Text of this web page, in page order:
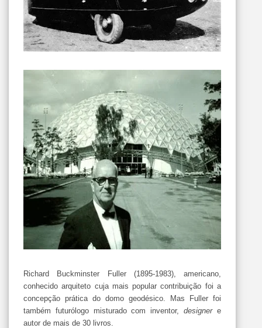
Richard Buckminster Fuller (1895-1983), americano,
conhecido arquiteto cuja mais popular contribuição foi a
concepção prática do domo geodésico. Mas Fuller foi
também futurólogo misturado com inventor,designere
autor de mais de 30 livros.